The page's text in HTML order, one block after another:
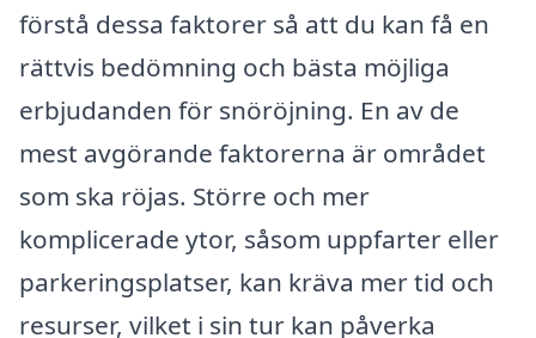
förstå dessa faktorer så att du kan få en
rättvis bedömning och bästa möjliga
erbjudanden för snöröjning. En av de
mest avgörande faktorerna är området
som ska röjas. Större och mer
komplicerade ytor, såsom uppfarter eller
parkeringsplatser, kan kräva mer tid och
resurser, vilket i sin tur kan påverka